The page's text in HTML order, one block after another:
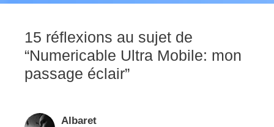
15 réflexions au sujet de
“Numericable Ultra Mobile: mon
passage éclair”
Albaret